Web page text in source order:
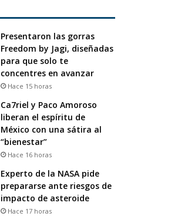
Presentaron las gorras
Freedom by Jagi, diseñadas
para que solo te
concentres en avanzar
Hace 15 horas
Ca7riel y Paco Amoroso
liberan el espíritu de
México con una sátira al
“bienestar”
Hace 16 horas
Experto de la NASA pide
prepararse ante riesgos de
impacto de asteroide
Hace 17 horas